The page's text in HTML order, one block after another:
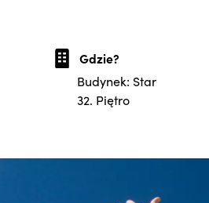
Gdzie?
Budynek: Star
32. Piętro